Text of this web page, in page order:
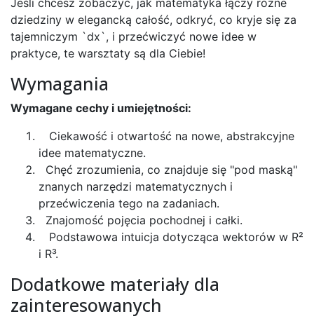
Jeśli chcesz zobaczyć, jak matematyka łączy różne
dziedziny w elegancką całość, odkryć, co kryje się za
tajemniczym `dx`, i przećwiczyć nowe idee w
praktyce, te warsztaty są dla Ciebie!
Wymagania
Wymagane cechy i umiejętności:
Ciekawość i otwartość na nowe, abstrakcyjne
idee matematyczne.
Chęć zrozumienia, co znajduje się "pod maską"
znanych narzędzi matematycznych i
przećwiczenia tego na zadaniach.
Znajomość pojęcia pochodnej i całki.
Podstawowa intuicja dotycząca wektorów w R²
i R³.
Dodatkowe materiały dla
zainteresowanych